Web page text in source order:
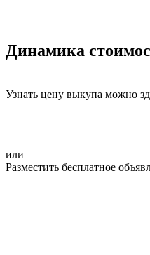
Динамика
Узнать цену выкупа можно
или
Разместить бесплатное